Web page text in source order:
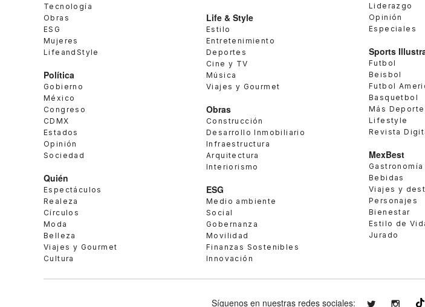
Tecnología
Obras
ESG
Mujeres
LifeandStyle
Política
Gobierno
México
Congreso
CDMX
Estados
Opinión
Sociedad
Quién
Espectáculos
Realeza
Círculos
Moda
Belleza
Viajes y Gourmet
Cultura
Life & Style
Estilo
Entretenimiento
Deportes
Cine y TV
Música
Viajes y Gourmet
Obras
Construcción
Desarrollo Inmobiliario
Infraestructura
Arquitectura
Interiorismo
ESG
Medio ambiente
Social
Gobernanza
Movilidad
Finanzas Sostenibles
Innovación
Liderazgo
Opinión
Especiales
Sports
Futbol
Beisbol
Futbol
Basquetbol
Más Deporte
Lifestyle
Revista
MexBest
Gastronomía
Bebidas
Viajes y
Personajes
Bienestar
Estilo de
Jurado
Síguenos en nuestras redes sociales: expansionmx